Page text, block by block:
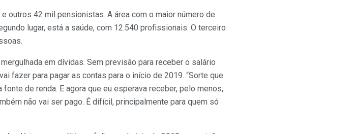
outros 42 mil pensionistas. A área com o maior número de
lugar, está a saúde, com 12.540 profissionais. O terceiro
em dívidas. Sem previsão para receber o salário
fazer para pagar as contas para o início de 2019. “Sorte que
de renda. E agora que eu esperava receber, pelo menos,
não vai ser pago. É difícil, principalmente para quem só